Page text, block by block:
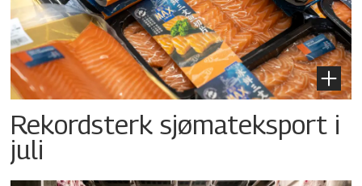
Rekordsterk sjømateksport i
juli